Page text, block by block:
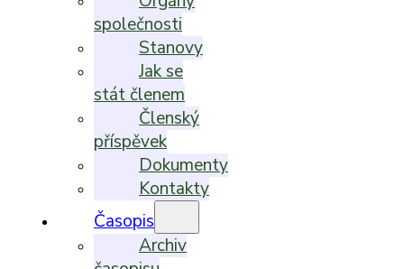
společnosti
Stanovy
Jak se
stát členem
Členský
příspěvek
Dokumenty
Kontakty
Časopis
Archiv